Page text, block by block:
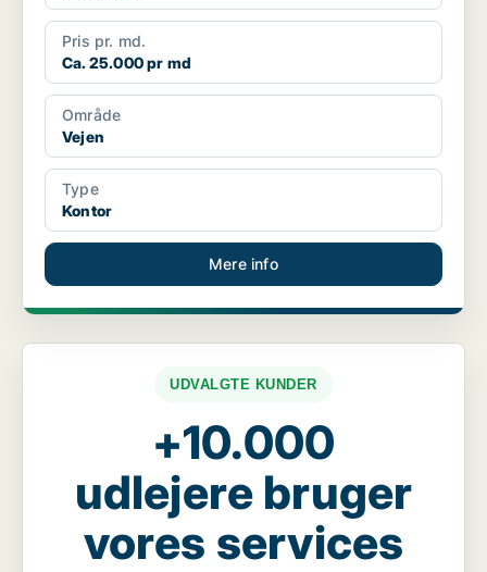
Pris pr. md.
Ca. 25.000 pr md
Område
Vejen
Type
Kontor
Mere info
UDVALGTE KUNDER
+10.000
udlejere bruger
vores services